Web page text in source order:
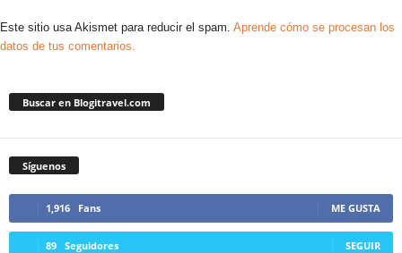
Este sitio usa Akismet para reducir el spam. Aprende cómo se procesan los
datos de tus comentarios.
Buscar en Blogitravel.com
Síguenos
1,916 Fans ME GUSTA
89 Seguidores SEGUIR